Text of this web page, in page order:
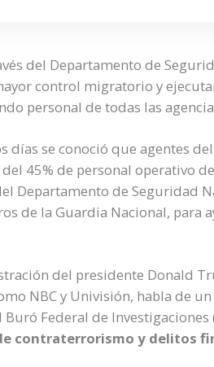
del Departamento de
control migratorio y
personal de todas las
días se conoció que agentes
45% de personal operativo
Departamento de Seguridad
de la Guardia Nacional, para
del presidente Donald
NBC y Univisión, habla de
Federal de Investigaciones
contraterrorismo y delitos